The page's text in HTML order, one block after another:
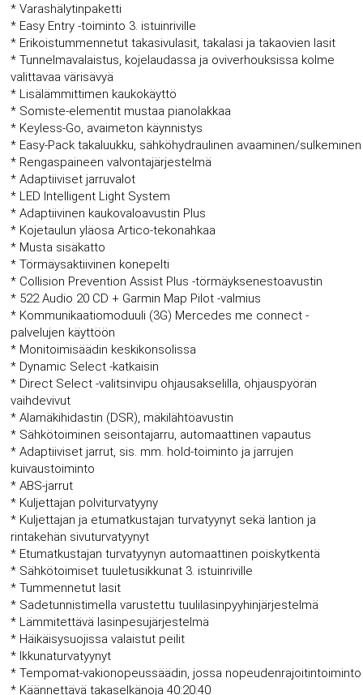
* Varashälytinpaketti
* Easy Entry -toiminto 3. istuinriville
* Erikoistummennetut takasivulasit, takalasi ja takaovien lasit
* Tunnelmavalaistus, kojelaudassa ja oviverhouksissa kolme
valittavaa värisävyä
* Lisälämmittimen kaukokäyttö
* Somiste-elementit mustaa pianolakkaa
* Keyless-Go, avaimeton käynnistys
* Easy-Pack takaluukku, sähköhydraulinen avaaminen/sulkeminen
* Rengaspaineen valvontajärjestelmä
* Adaptiiviset jarruvalot
* LED Intelligent Light System
* Adaptiivinen kaukovaloavustin Plus
* Kojetaulun yläosa Artico-tekonahkaa
* Musta sisäkatto
* Törmäysaktiivinen konepelti
* Collision Prevention Assist Plus -törmäyksenestoavustin
* 522 Audio 20 CD + Garmin Map Pilot -valmius
* Kommunikaatiomoduuli (3G) Mercedes me connect -
palvelujen käyttöön
* Monitoimisäädin keskikonsolissa
* Dynamic Select -katkaisin
* Direct Select -valitsinvipu ohjausakselilla, ohjauspyörän
vaihdevivut
* Alamäkihidastin (DSR), mäkilähtöavustin
* Sähkötoiminen seisontajarru, automaattinen vapautus
* Adaptiiviset jarrut, sis. mm. hold-toiminto ja jarrujen
kuivaustoiminto
* ABS-jarrut
* Kuljettajan polviturvatyyny
* Kuljettajan ja etumatkustajan turvatyynyt sekä lantion ja
rintakehän sivuturvatyynyt
* Etumatkustajan turvatyynyn automaattinen poiskytkentä
* Sähkötoimiset tuuletusikkunat 3. istuinriville
* Tummennetut lasit
* Sadetunnistimella varustettu tuulilasinpyyhinjärjestelmä
* Lämmitettävä lasinpesujärjestelmä
* Häikäisysuojissa valaistut peilit
* Ikkunaturvatyynyt
* Tempomat-vakionopeussäädin, jossa nopeudenrajoitintoiminto
* Käännettävä takaselkänoja 40:20:40